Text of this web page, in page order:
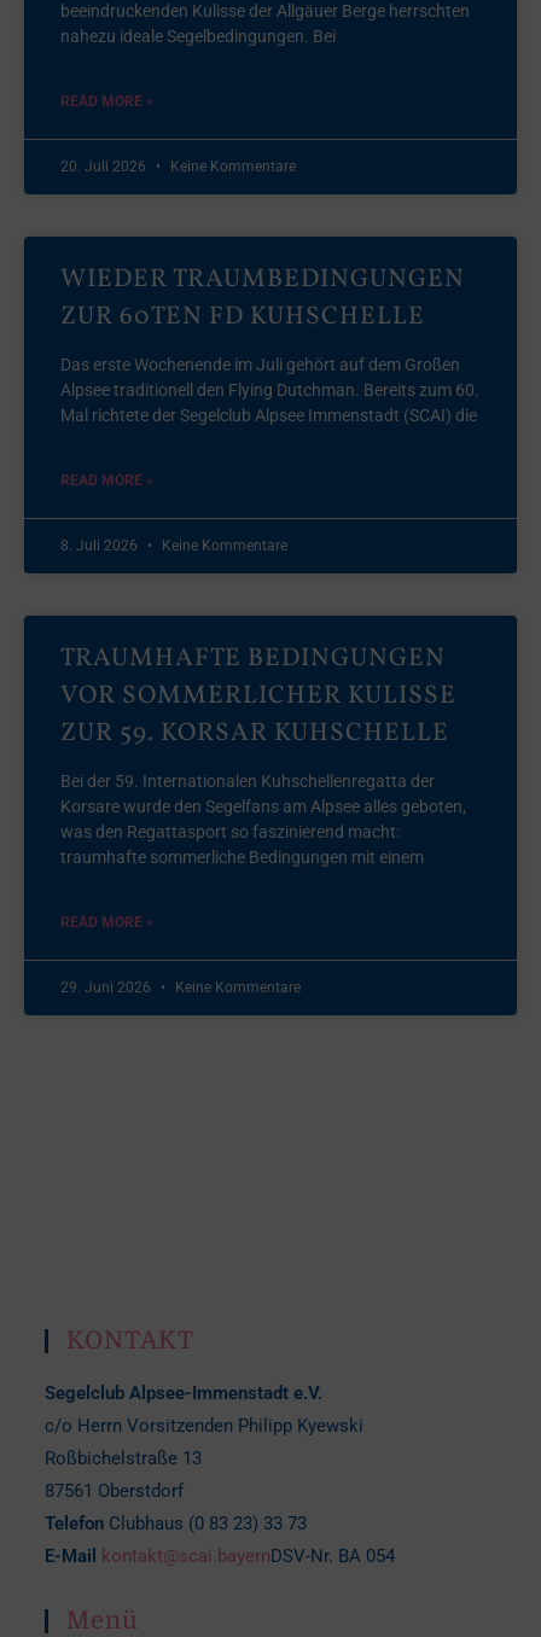
beeindruckenden Kulisse der Allgäuer Berge herrschten
nahezu ideale Segelbedingungen. Bei
READ MORE »
20. Juli 2026 Keine Kommentare
WIEDER TRAUMBEDINGUNGEN
ZUR 60TEN FD KUHSCHELLE
Das erste Wochenende im Juli gehört auf dem Großen
Alpsee traditionell den Flying Dutchman. Bereits zum 60.
Mal richtete der Segelclub Alpsee Immenstadt (SCAI) die
READ MORE »
8. Juli 2026 Keine Kommentare
TRAUMHAFTE BEDINGUNGEN
VOR SOMMERLICHER KULISSE
ZUR 59. KORSAR KUHSCHELLE
Bei der 59. Internationalen Kuhschellenregatta der
Korsare wurde den Segelfans am Alpsee alles geboten,
was den Regattasport so faszinierend macht:
traumhafte sommerliche Bedingungen mit einem
READ MORE »
29. Juni 2026 Keine Kommentare
KONTAKT
Segelclub Alpsee-Immenstadt e.V.
c/o Herrn Vorsitzenden Philipp Kyewski
Roßbichelstraße 13
87561 Oberstdorf
Telefon Clubhaus (0 83 23) 33 73
E-Mail
kontakt@scai.bayernDSV-Nr. BA 054
Menü